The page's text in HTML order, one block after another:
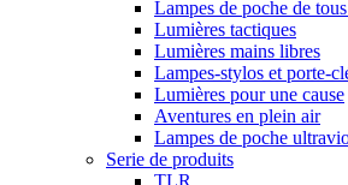
Lampes de poche de
Lumières tactiques
Lumières mains libres
Lampes-stylos et porte-
Lumières pour une cause
Aventures en plein air
Lampes de poche
Serie de produits
TLR